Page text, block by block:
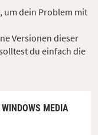
um dein Problem mit
Versionen dieser
du einfach die
WINDOWS MEDIA